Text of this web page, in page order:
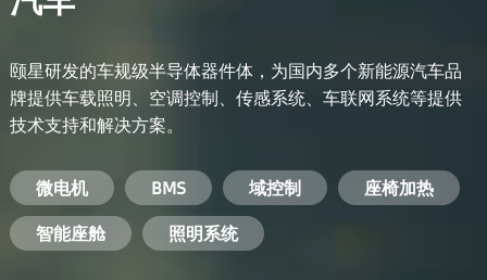
颐星研发的车规级半导体器件体，为国内多个新能源汽车品
牌提供车载照明、空调控制、传感系统、车联网系统等提供
技术支持和解决方案。
微电机 BMS 域控制
座椅加热
智能座舱
照明系统
电池管理系统
储能逆变器
工业电焊机 变频器
电机驱动
安防摄像头
开关电源 手机充电器
服务器电源
PC电源
电脑 手机 基站 机顶盒
智能农业 智能医疗
智能交通
智能家居